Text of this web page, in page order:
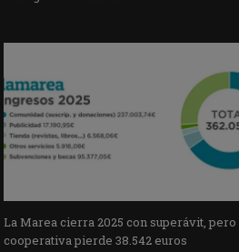
La Marea cierra 2025 con superávit, pero
cooperativa pierde 38.542 euros